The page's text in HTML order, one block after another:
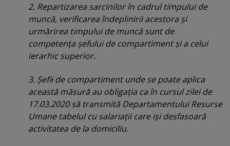
2. Repartizarea sarcinilor în cadrul timpului de
muncă, verificarea îndeplinirii acestora şi
urmărirea timpului de muncă sunt de
competenţa şefului de compartiment şi a celui
ierarhic superior.
3. Şefii de compartiment unde se poate aplica
această măsură au obligaţia ca în cursul zilei de
17.03.2020 să transmită Departamentului Resurse
Umane tabelul cu salariaţii care işi desfasoară
activitatea de la domiciliu.